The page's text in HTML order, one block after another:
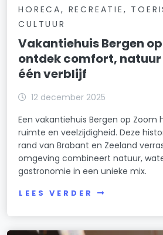
HORECA, RECREATIE,
CULTUUR
Vakantiehuis Bergen
ontdek comfort, natuur
één verblijf
12 december 2025
Een vakantiehuis Bergen op Zoom
ruimte en veelzijdigheid. Deze
rand van Brabant en Zeeland
omgeving combineert natuur,
gastronomie in een unieke mix.
LEES VERDER